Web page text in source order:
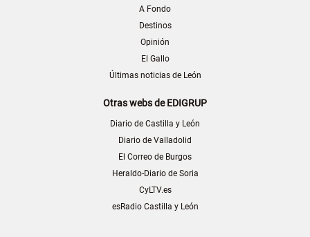
A Fondo
Destinos
Opinión
El Gallo
Últimas noticias de León
Otras webs de EDIGRUP
Diario de Castilla y León
Diario de Valladolid
El Correo de Burgos
Heraldo-Diario de Soria
CyLTV.es
esRadio Castilla y León